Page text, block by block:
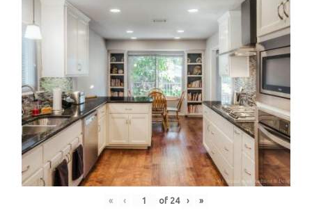
« ‹ of 24 › »